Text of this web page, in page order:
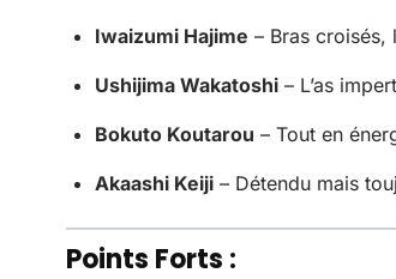
Iwaizumi Hajime – Bras croisés,
Ushijima Wakatoshi – L’as
Bokuto Koutarou – Tout en
Akaashi Keiji – Détendu mais
Points Forts :